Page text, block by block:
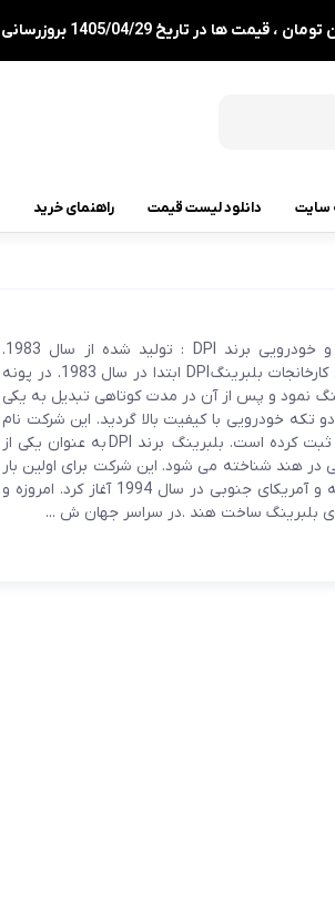
رولبرینگ بشکه ای
رولبرینگ استوانه ای
رولبرینگ بشکه ای کفگرد
یاتاقان
سایت دانلود لیست قیمت راهنمای خرید
برند DPI: پیشرو در تولید بلبرینگ‌های صنعتی و خودرویی برند DPI : تولید شده از سال 1983.
GWD تولید کننده بلبرینگ و یاتاقان های DPI است. کارخانجات بلبرینگ DPI ابتدا در سال 1983. در پونه
نمود و پس از آن در مدت کوتاهی تبدیل به یکی
تکه خودرویی با کیفیت بالا گردید. این شرکت نام
خود را در بورس اوراق بهادار بمبئی در سال 1985 ثبت کرده است. بلبرینگ برند DPI به عنوان یکی از
در هند شناخته می شود. این شرکت برای اولین بار
صادرات بلبرینگ را با صادرات به بازارهای خاورمیانه و آمریکای جنوبی در سال 1994 آغاز کرد. امروزه و